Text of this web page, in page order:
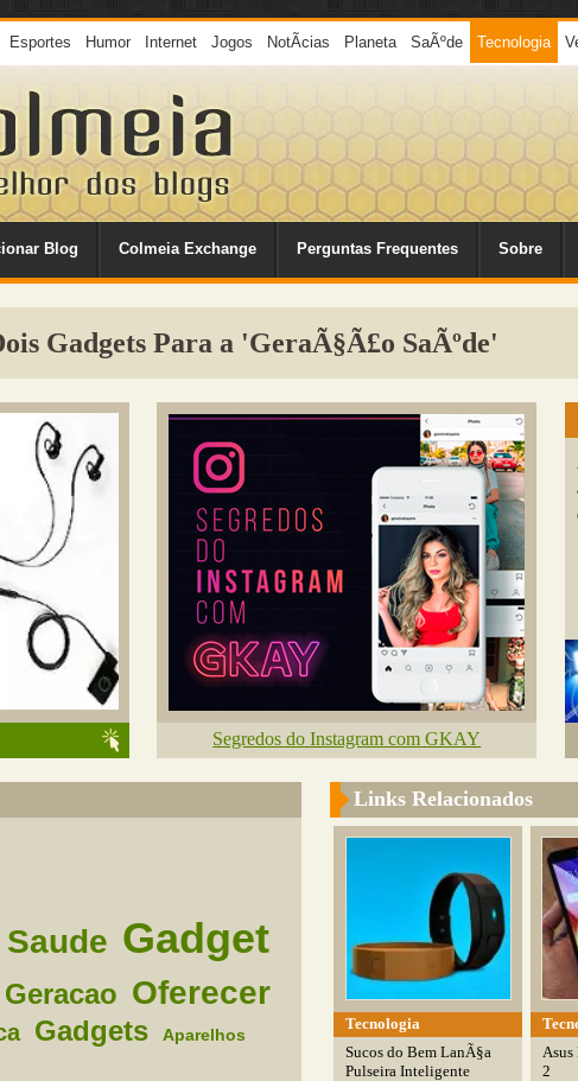
Esportes Humor Internet Jogos NotÃ­cias Planeta SaÃºde Tecnologia
Blog Colmeia Exchange Perguntas Frequentes Sobre
Gadgets Para a 'GeraÃ§Ã£o SaÃºde'
Segredos do Instagram com GKAY
Saude Gadget
Geracao Oferecer
Gadgets Aparelhos
Links Relacionados
Tecnologia
Sucos do Bem LanÃ§a
Pulseira Inteligente
2